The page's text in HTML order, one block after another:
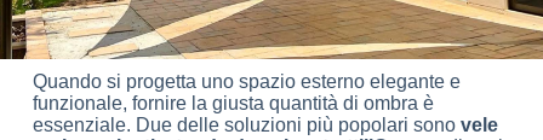
Quando si progetta uno spazio esterno elegante e
funzionale, fornire la giusta quantità di ombra è
essenziale. Due delle soluzioni più popolari sono vele